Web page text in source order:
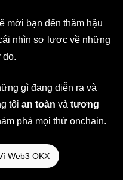
mời bạn đến thăm hậu
nhìn sơ lược về những
do.
gì đang diễn ra và
tôi an toàn và tương
phá mọi thứ onchain.
Web3 OKX